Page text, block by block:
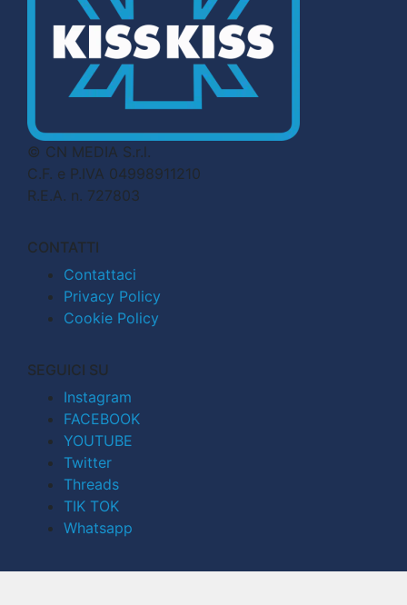
© CN MEDIA S.r.l.
C.F. e P.IVA 04998911210
R.E.A. n. 727803
CONTATTI
Contattaci
Privacy Policy
Cookie Policy
SEGUICI SU
Instagram
FACEBOOK
YOUTUBE
Twitter
Threads
TIK TOK
Whatsapp